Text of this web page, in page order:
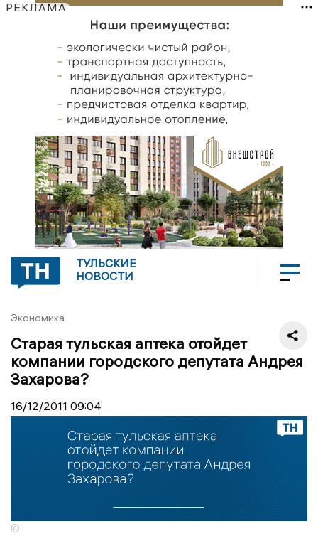
РЕКЛАМА
ТУЛЬСКИЕ
НОВОСТИ
Экономика
Старая тульская аптека отойдет
компании городского депутата Андрея
Захарова?
16/12/2011 09:04
©